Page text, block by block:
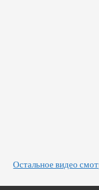
Остальное видео